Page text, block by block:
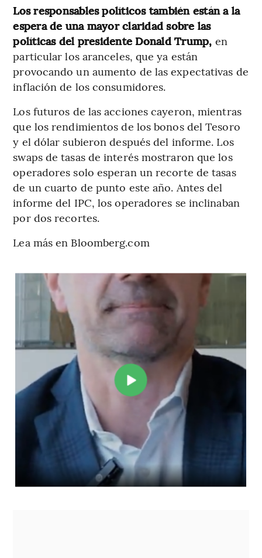
Los responsables políticos también están a la
espera de una mayor claridad sobre las
políticas del presidente Donald Trump, en
particular los aranceles, que ya están
provocando un aumento de las expectativas de
inflación de los consumidores.
Los futuros de las acciones cayeron, mientras
que los rendimientos de los bonos del Tesoro
y el dólar subieron después del informe. Los
swaps de tasas de interés mostraron que los
operadores solo esperan un recorte de tasas
de un cuarto de punto este año. Antes del
informe del IPC, los operadores se inclinaban
por dos recortes.
Lea más en Bloomberg.com